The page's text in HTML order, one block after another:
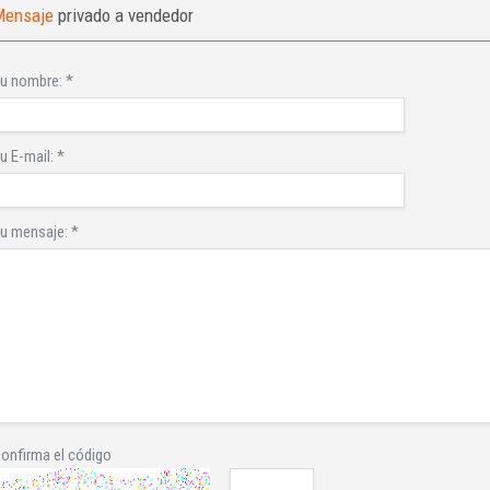
privado a vendedor
nombre: *
E-mail: *
mensaje: *
el código